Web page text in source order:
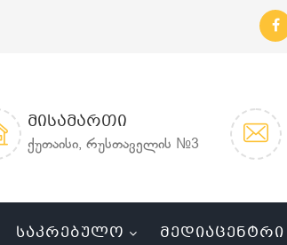
ᲛᲘᲡᲐᲛᲐᲠᲗᲘ
ქუთაისი, რუსთაველის №3
ᲡᲐᲙᲠᲔᲑᲣᲚᲝ ᲛᲔᲓᲘᲐᲪᲔᲜᲢᲠᲘ